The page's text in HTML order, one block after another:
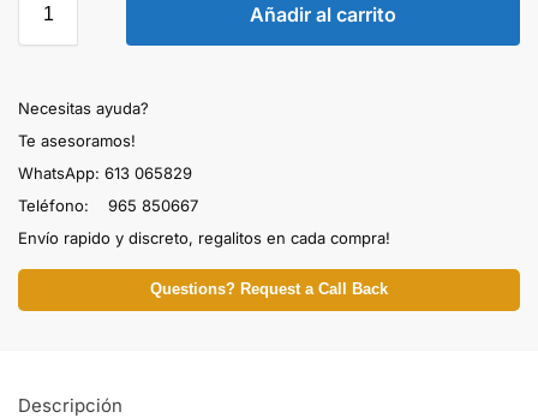
Añadir al carrito
Necesitas ayuda?
Te asesoramos!
WhatsApp: 613 065829
Teléfono: 965 850667
Envío rapido y discreto, regalitos en cada compra!
Questions? Request a Call Back
Descripción